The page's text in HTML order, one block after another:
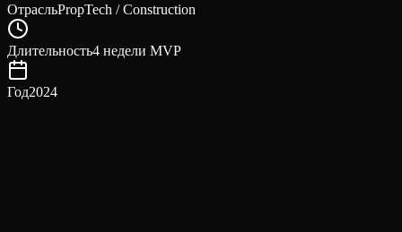
ОтрасльPropTech / Construction
Длительность4 недели MVP
Год2024